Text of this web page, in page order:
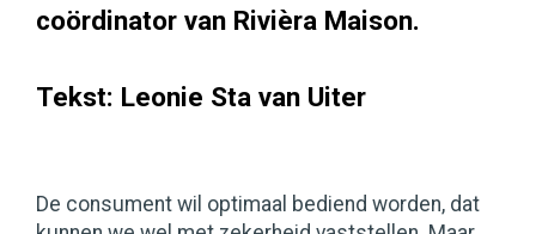
coördinator van Rivièra Maison.
Tekst: Leonie Sta van Uiter
De consument wil optimaal bediend worden, dat